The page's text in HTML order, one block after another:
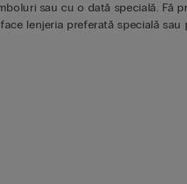
sau cu o dată specială. Fă
lenjeria preferată specială